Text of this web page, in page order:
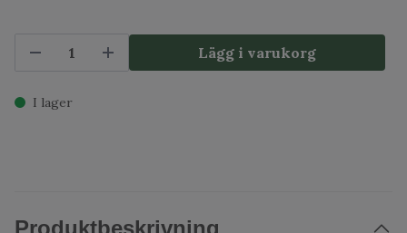
Lägg i varukorg
I lager
Produktbeskrivning